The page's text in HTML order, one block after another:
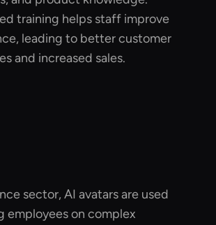
training helps staff improve
leading to better customer
and increased sales.
sector, AI avatars are used
employees on complex